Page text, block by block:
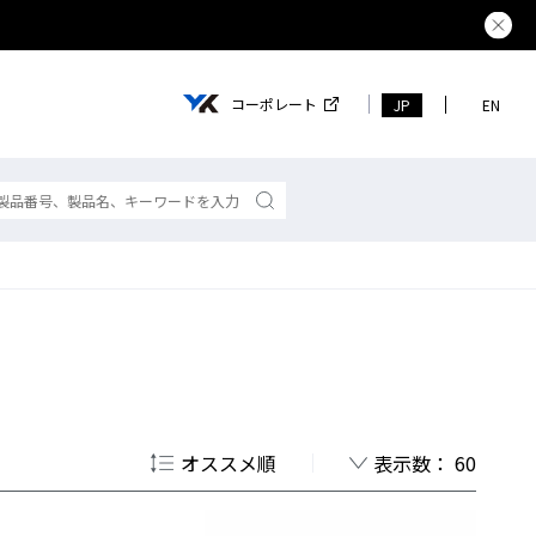
コーポレート JP EN
オススメ順 表示数： 60